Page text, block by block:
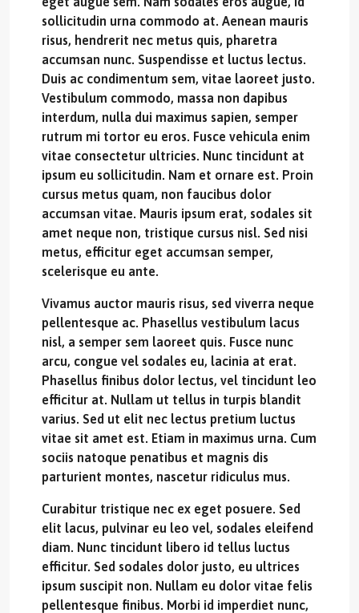
sollicitudin urna commodo at. Aenean mauris
risus, hendrerit nec metus quis, pharetra
accumsan nunc. Suspendisse et luctus lectus.
Duis ac condimentum sem, vitae laoreet justo.
Vestibulum commodo, massa non dapibus
interdum, nulla dui maximus sapien, semper
rutrum mi tortor eu eros. Fusce vehicula enim
vitae consectetur ultricies. Nunc tincidunt at
ipsum eu sollicitudin. Nam et ornare est. Proin
cursus metus quam, non faucibus dolor
accumsan vitae. Mauris ipsum erat, sodales sit
amet neque non, tristique cursus nisl. Sed nisi
metus, efficitur eget accumsan semper,
scelerisque eu ante.
Vivamus auctor mauris risus, sed viverra neque
pellentesque ac. Phasellus vestibulum lacus
nisl, a semper sem laoreet quis. Fusce nunc
arcu, congue vel sodales eu, lacinia at erat.
Phasellus finibus dolor lectus, vel tincidunt leo
efficitur at. Nullam ut tellus in turpis blandit
varius. Sed ut elit nec lectus pretium luctus
vitae sit amet est. Etiam in maximus urna. Cum
sociis natoque penatibus et magnis dis
parturient montes, nascetur ridiculus mus.
Curabitur tristique nec ex eget posuere. Sed
elit lacus, pulvinar eu leo vel, sodales eleifend
diam. Nunc tincidunt libero id tellus luctus
efficitur. Sed sodales dolor justo, eu ultrices
ipsum suscipit non. Nullam eu dolor vitae felis
pellentesque finibus. Morbi id imperdiet nunc,